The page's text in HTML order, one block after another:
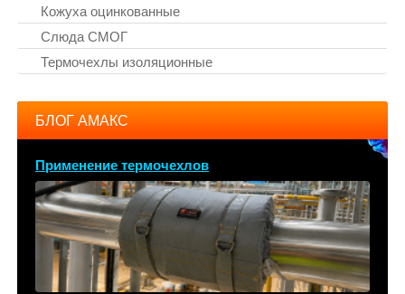
Кожуха оцинкованные
Слюда СМОГ
Термочехлы изоляционные
БЛОГ АМАКС
Применение термочехлов